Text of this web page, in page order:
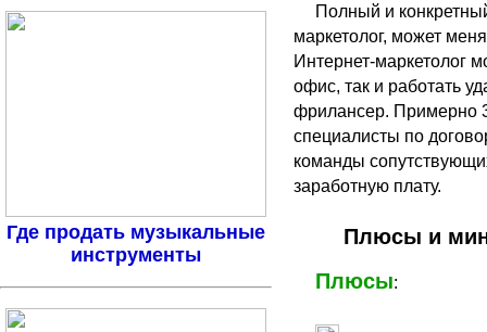
Полный и
маркетолог, может
Интернет-маркетолог
офис, так и работать
фрилансер. Примерно
специалисты по
команды
заработную плату.
Плюсы и
Плюсы:
Где продать музыкальные
инструменты